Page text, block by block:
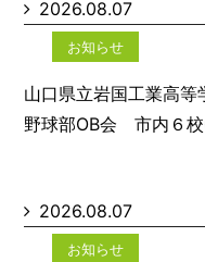
2026.08.07
お知らせ
山口県立岩国工業高等
野球部OB会
2026.08.07
お知らせ